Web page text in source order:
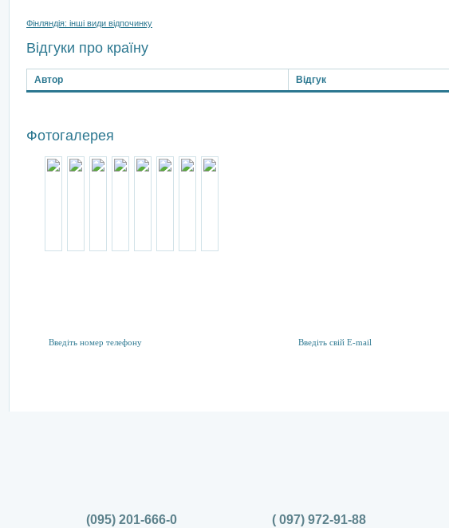
Фінляндія: інші види відпочинку
Відгуки про країну
Автор Відгук
Фотогалерея
(095) 201-666-0 ( 097) 972-91-88